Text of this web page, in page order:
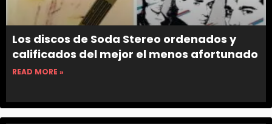
Los discos de Soda Stereo ordenados y
calificados del mejor el menos afortunado
READ MORE »